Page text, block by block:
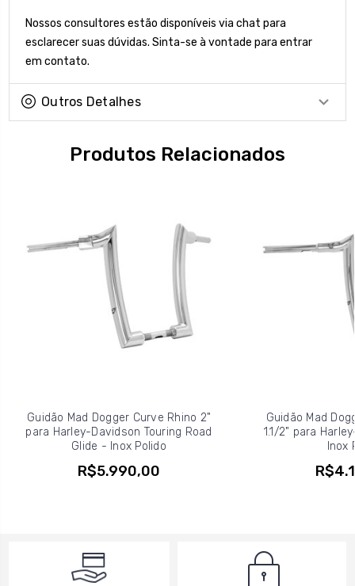
Nossos consultores estão disponíveis via chat para
esclarecer suas dúvidas. Sinta-se à vontade para entrar
em contato.
Outros Detalhes
Produtos Relacionados
Guidão Mad Dogger Curve Rhino 2"
para Harley-Davidson Touring Road
Glide - Inox Polido
R$5.990,00
Guidão Mad
1.1/2" para
Inox